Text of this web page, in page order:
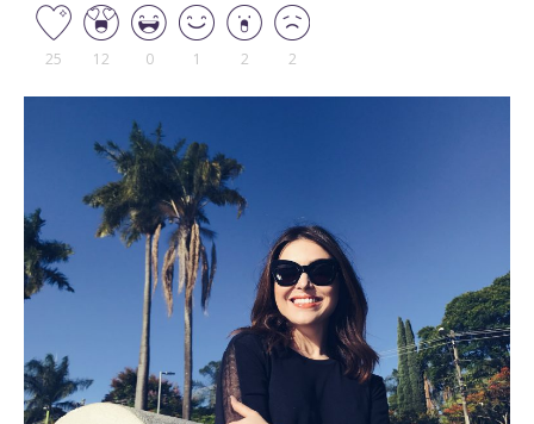
25 12 0 1 2 2